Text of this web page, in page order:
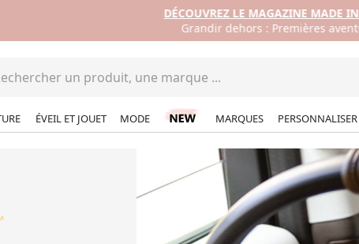
DÉCOUVREZ LE MAGAZINE MADE IN BÉBÉ ÉDITION #05
Grandir dehors : Premières aventures en famille !
ÉVEIL ET JOUET MODE MARQUES PERSONNALISER